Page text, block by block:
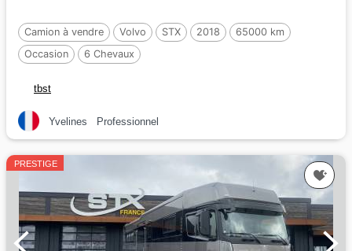
Camion à vendre Volvo STX 2018
65000 km
Occasion
6 Chevaux
tbst
Yvelines Professionnel
PRESTIGE